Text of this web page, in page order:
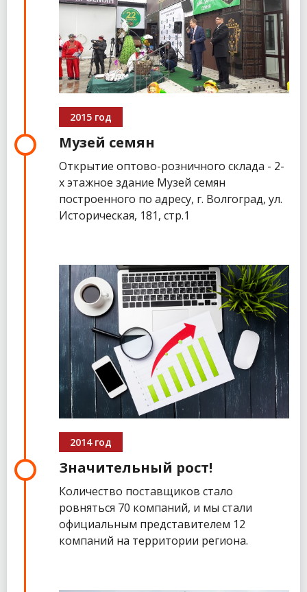
2015 год
Музей семян
Открытие оптово-розничного склада - 2-
х этажное здание Музей семян
построенного по адресу, г. Волгоград, ул.
Историческая, 181, стр.1
2014 год
Значительный рост!
Количество поставщиков стало
ровняться 70 компаний, и мы стали
официальным представителем 12
компаний на территории региона.